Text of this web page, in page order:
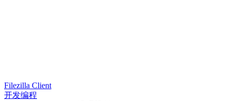
Filezilla Client
开发编程